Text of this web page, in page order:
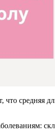
средняя